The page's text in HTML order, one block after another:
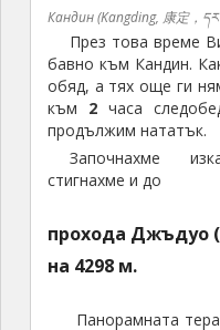
Кандин (Kangding, 康定，
През това време
бавно към Кандин.
обяд, а тях още ги
към 2 часа
продължим нататък.
Започнахме
стигнахме и до
прохода Джъдуо
на 4298 м.
Панорамната